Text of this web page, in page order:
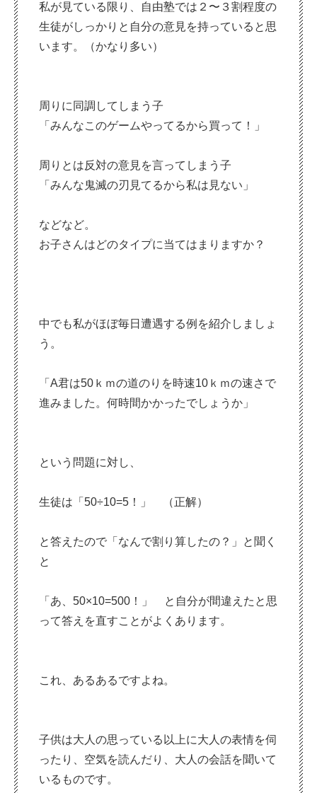
私が見ている限り、自由塾では２〜３割程度の
生徒がしっかりと自分の意見を持っていると思
います。（かなり多い）
周りに同調してしまう子
「みんなこのゲームやってるから買って！」
周りとは反対の意見を言ってしまう子
「みんな鬼滅の刃見てるから私は見ない」
などなど。
お子さんはどのタイプに当てはまりますか？
中でも私がほぼ毎日遭遇する例を紹介しましょ
う。
「A君は50ｋｍの道のりを時速10ｋｍの速さで
進みました。何時間かかったでしょうか」
という問題に対し、
生徒は「50÷10=5！」 （正解）
と答えたので「なんで割り算したの？」と聞く
と
「あ、50×10=500！」 と自分が間違えたと思
って答えを直すことがよくあります。
これ、あるあるですよね。
子供は大人の思っている以上に大人の表情を伺
ったり、空気を読んだり、大人の会話を聞いて
いるものです。